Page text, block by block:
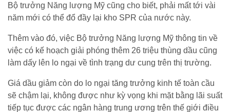
Bộ trưởng Năng lượng Mỹ cũng cho biết, phải mất tới vài
năm mới có thể đổ đầy lại kho SPR của nước này.
Thêm vào đó, việc Bộ trưởng Năng lượng Mỹ thông tin về
việc có kế hoạch giải phóng thêm 26 triệu thùng dầu cũng
làm dấy lên lo ngại về tình trạng dư cung trên thị trường.
Giá dầu giảm còn do lo ngại tăng trưởng kinh tế toàn cầu
sẽ chậm lại, không được như kỳ vọng khi mặt bằng lãi suất
tiếp tục được các ngân hàng trung ương trên thế giới điều